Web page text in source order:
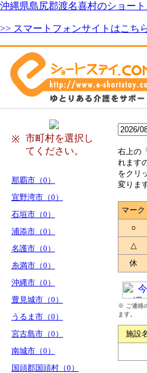
沖縄県島尻郡渡名喜村のショート
>> スマートフォンサイトはこち
※
市町村を選択し
てください。
那覇市（0）
宜野湾市（0）
石垣市（0）
浦添市（0）
名護市（0）
糸満市（0）
沖縄市（0）
豊見城市（0）
うるま市（0）
宮古島市（0）
南城市（0）
国頭郡国頭村（0）
右上の
れます
をクリ
変りま
マーク
○
△
休
※ ご連絡
ます。
施設